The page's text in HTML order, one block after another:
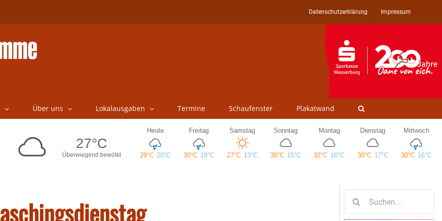
Datenschutzerklärung Impressum
Über uns Lokalausgaben Termine Schaufenster Plakatwand
nach: